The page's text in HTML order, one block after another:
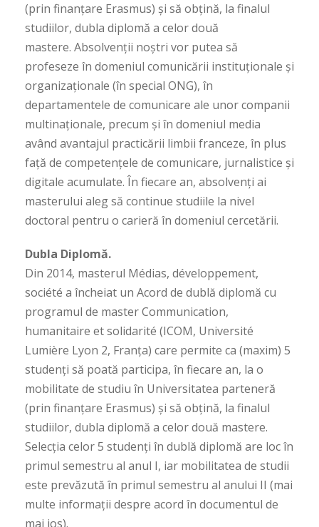
(prin finanțare Erasmus) și să obțină, la finalul
studiilor, dubla diplomă a celor două
mastere. Absolvenții noștri vor putea să
profeseze în domeniul comunicării instituționale și
organizaționale (în special ONG), în
departamentele de comunicare ale unor companii
multinaționale, precum și în domeniul media
având avantajul practicării limbii franceze, în plus
față de competențele de comunicare, jurnalistice și
digitale acumulate. În fiecare an, absolvenți ai
masterului aleg să continue studiile la nivel
doctoral pentru o carieră în domeniul cercetării.
Dubla Diplomă.
Din 2014, masterul Médias, développement,
société a încheiat un Acord de dublă diplomă cu
programul de master Communication,
humanitaire et solidarité (ICOM, Université
Lumière Lyon 2, Franța) care permite ca (maxim) 5
studenți să poată participa, în fiecare an, la o
mobilitate de studiu în Universitatea parteneră
(prin finanțare Erasmus) și să obțină, la finalul
studiilor, dubla diplomă a celor două mastere.
Selecția celor 5 studenți în dublă diplomă are loc în
primul semestru al anul I, iar mobilitatea de studii
este prevăzută în primul semestru al anului II (mai
multe informații despre acord în documentul de
mai jos).